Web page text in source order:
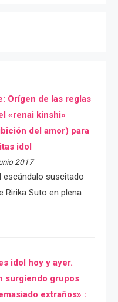
Orígen de las reglas
«renai kinshi»
del amor) para
idol
2017
escándalo suscitado
Ririka Suto en plena
idol hoy y ayer.
surgiendo grupos
extraños» :